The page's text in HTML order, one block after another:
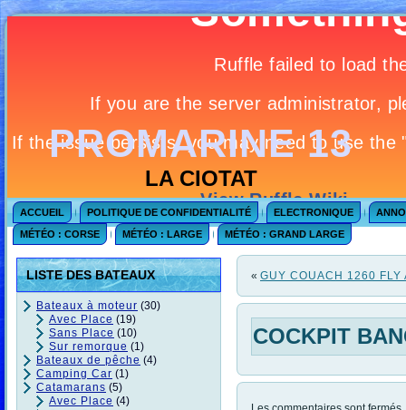
PROMARINE 13
LA CIOTAT
ACCUEIL POLITIQUE DE CONFIDENTIALITÉ ELECTRONIQUE
MÉTÉO : CORSE
MÉTÉO : LARGE MÉTÉO : GRAND LARGE
LISTE DES BATEAUX
Bateaux à moteur (30)
Avec Place (19)
Sans Place (10)
Sur remorque (1)
Bateaux de pêche (4)
Camping Car (1)
Catamarans (5)
Avec Place (4)
« GUY COUACH 1260 FLY
COCKPIT